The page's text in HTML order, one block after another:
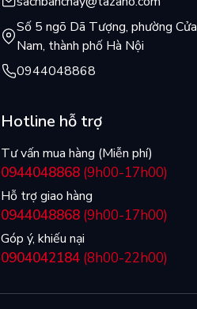
Số 5 ngõ Dã Tượng, phường Cửa
Nam, thành phố Hà Nội
0944048868
Hotline hỗ trợ
Tư vấn mua hàng (Miễn phí)
0944048868 (9h00-17h00)
Hỗ trợ giao hàng
0944048868 (9h00-17h00)
Góp ý, khiếu nại
0904042184 (8h00-22h00)